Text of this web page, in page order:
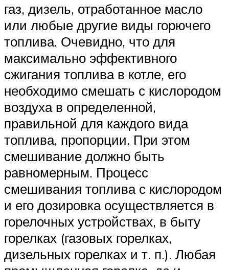
газ, дизель, отработанное масло
или любые другие виды горючего
топлива. Очевидно, что для
максимально эффективного
сжигания топлива в котле, его
необходимо смешать с кислородом
воздуха в определенной,
правильной для каждого вида
топлива, пропорции. При этом
смешивание должно быть
равномерным. Процесс
смешивания топлива с кислородом
и его дозировка осуществляется в
горелочных устройствах, в быту
горелках (газовых горелках,
дизельных горелках и т. п.). Любая